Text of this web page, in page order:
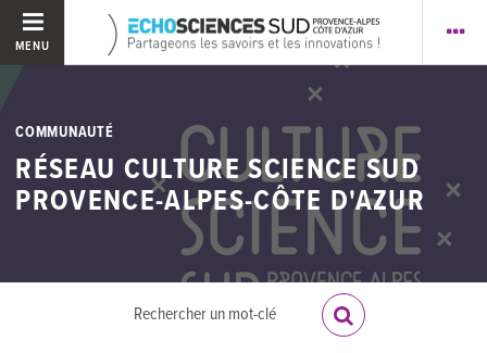
MENU
COMMUNAUTÉ
RÉSEAU CULTURE SCIENCE SUD
PROVENCE-ALPES-CÔTE D'AZUR